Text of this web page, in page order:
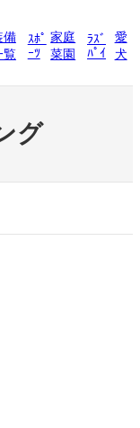
備
覧
ｽﾎﾟ
ｰﾂ
家庭
菜園
ﾗｽﾞ
ﾊﾟｲ
愛
犬
グ